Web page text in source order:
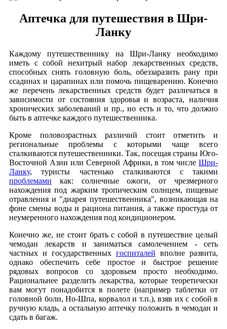
Аптечка для путешествия в Шри-
Ланку
Каждому путешественнику на Шри-Ланку необходимо
иметь с собой нехитрый набор лекарственных средств,
способных снять головную боль, обеззаразить рану при
ссадинах и царапинах или помочь пищеварению. Конечно
же перечень лекарственных средств будет различаться в
зависимости от состояния здоровья и возраста, наличия
хронических заболеваний и пр., но есть и то, что должно
быть в аптечке каждого путешественника.
Кроме половозрастных различий стоит отметить и
региональные проблемы с которыми чаще всего
сталкиваются путешественники. Так, посещая страны Юго-
Восточной Азии или Северной Африки, в том числе Шри-
Ланку, туристы частенько сталкиваются с такими
проблемами как: солнечные ожоги, от чрезмерного
нахождения под жарким тропическим солнцем, пищевые
отравления и "диарея путешественника", возникающая на
фоне смены воды и рациона питания, а также простуда от
неумеренного нахождения под кондиционером.
Конечно же, не стоит брать с собой в путешествие целый
чемодан лекарств и заниматься самолечением - сеть
частных и государственных госпиталей вполне развита,
однако обеспечить себе простое и быстрое решение
рядовых вопросов со здоровьем просто необходимо.
Рациональнее разделить лекарства, которые теоретически
вам могут понадобится в полете (например таблетки от
головной боли, Но-Шпа, корвалол и т.п.), взяв их с собой в
ручную кладь, а остальную аптечку положить в чемодан и
сдать в багаж.